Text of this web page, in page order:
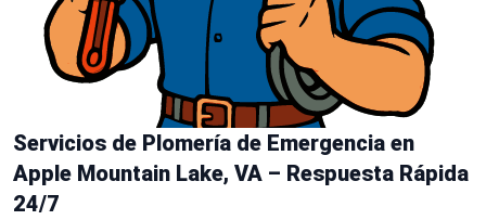
Servicios de Plomería de Emergencia en
Apple Mountain Lake, VA – Respuesta Rápida
24/7